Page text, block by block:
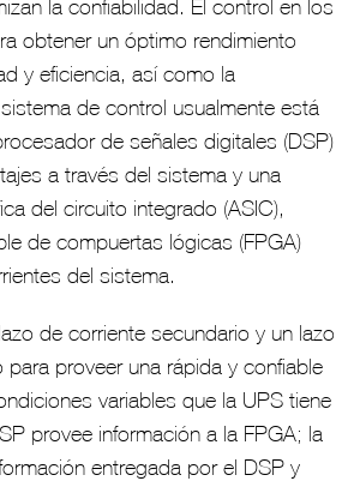
la confiabilidad. El control en los
obtener un óptimo rendimiento
y eficiencia, así como la
de control usualmente está
de señales digitales (DSP)
a través del sistema y una
del circuito integrado (ASIC),
de compuertas lógicas (FPGA)
del sistema.
de corriente secundario y un lazo
para proveer una rápida y confiable
variables que la UPS tiene
provee información a la FPGA; la
entregada por el DSP y